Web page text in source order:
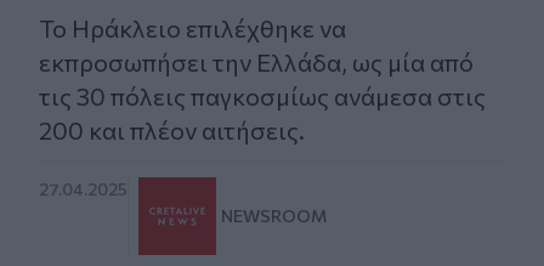
Το Ηράκλειο επιλέχθηκε να
εκπροσωπήσει την Ελλάδα, ως μία από
τις 30 πόλεις παγκοσμίως ανάμεσα στις
200 και πλέον αιτήσεις.
27.04.2025
NEWSROOM